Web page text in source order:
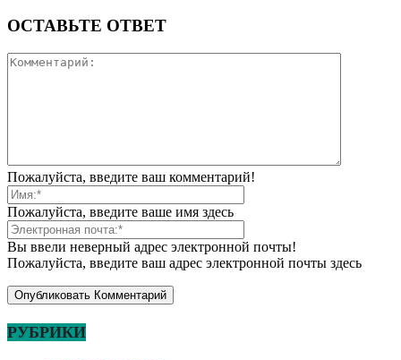
ОСТАВЬТЕ ОТВЕТ
Пожалуйста, введите ваш комментарий!
Пожалуйста, введите ваше имя здесь
Вы ввели неверный адрес электронной почты!
Пожалуйста, введите ваш адрес электронной почты здесь
РУБРИКИ